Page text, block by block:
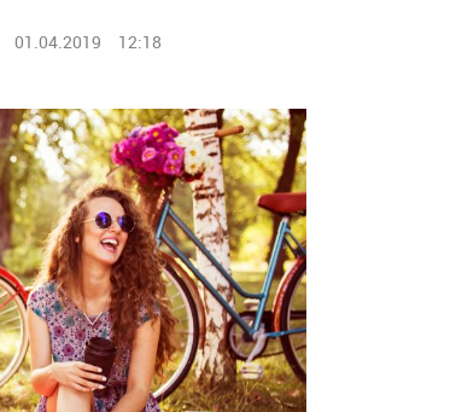
01.04.2019 12:18